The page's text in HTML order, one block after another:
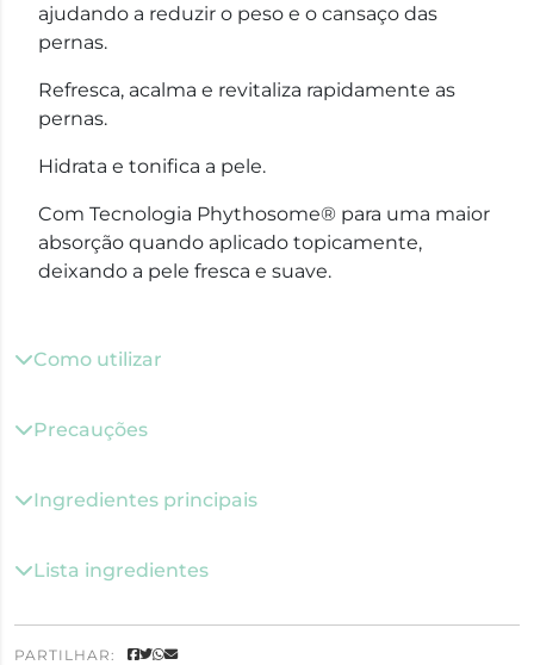
ajudando a reduzir o peso e o cansaço das
pernas.
Refresca, acalma e revitaliza rapidamente as
pernas.
Hidrata e tonifica a pele.
Com Tecnologia Phythosome® para uma maior
absorção quando aplicado topicamente,
deixando a pele fresca e suave.
Como utilizar
Precauções
Ingredientes principais
Lista ingredientes
PARTILHAR: